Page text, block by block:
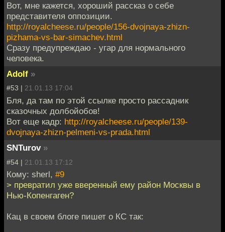
Вот, мне кажется, хороший рассказ о себе
представителя оппозиции.
http://royalcheese.ru/people/156-dvojnaya-zhizn-
pizhama-vs-bar-simachev.html
Сразу предупреждаю - угар для нормального
человека.
Adolf »
#53 | 21.01.13 17:04
Бля, да там по этой ссылке просто рассадник
сказочных долбойобов!
Вот еще кадр: http://royalcheese.ru/people/139-
dvojnaya-zhizn-pelmeni-vs-prada.html
SNTurov »
#54 | 21.01.13 17:12
Кому: sherl, #9
> превратил уже вверенный ему район Москвы в
Нью-Копенгаген?
Кац в своем блоге пишет о КС так: